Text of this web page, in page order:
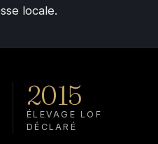
locale.
2015
ÉLEVAGE LOF
DÉCLARÉ